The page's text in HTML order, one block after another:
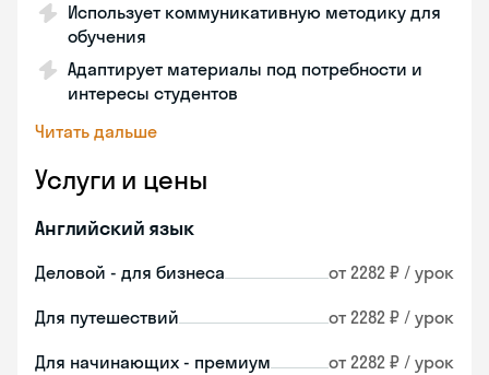
Использует коммуникативную методику для
обучения
Адаптирует материалы под потребности и
интересы студентов
Читать дальше
Услуги и цены
Английский язык
Деловой - для бизнеса от 2282 ₽ / урок
Для путешествий от 2282 ₽ / урок
Для начинающих - премиум от 2282 ₽ / урок